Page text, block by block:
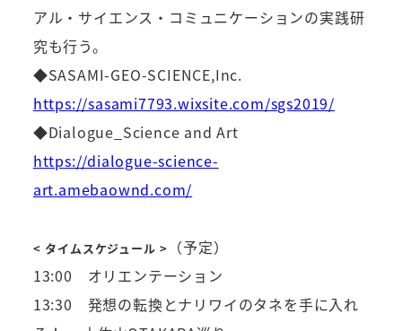
アル・サイエンス・コミュニケーションの実践研
究も行う。
◆SASAMI-GEO-SCIENCE,Inc.
https://sasami7793.wixsite.com/sgs2019/
◆Dialogue_Science and Art
https://dialogue-science-
art.amebaownd.com/
< タイムスケジュール >
（予定）
13:00 オリエンテーション
13:30 発想の転換とナリワイのタネを手に入れ